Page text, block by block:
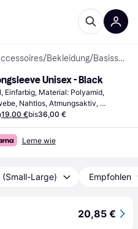
/Bekleidung/ Basisschicht-Oberteile
Unisex - Black
Einfarbig, Material: Polyamid,
Nahtlos, Atmungsaktiv,
19,00 €bis36,00 €
Lerne wie
(Small-Large) Empfohlen
20,85 €